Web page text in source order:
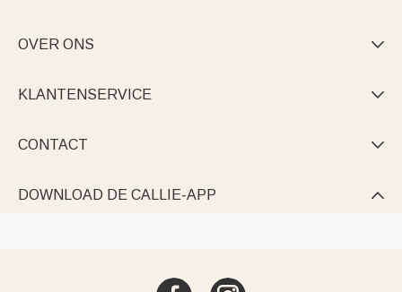
OVER ONS 
KLANTENSERVICE 
CONTACT 
DOWNLOAD DE CALLIE-APP 